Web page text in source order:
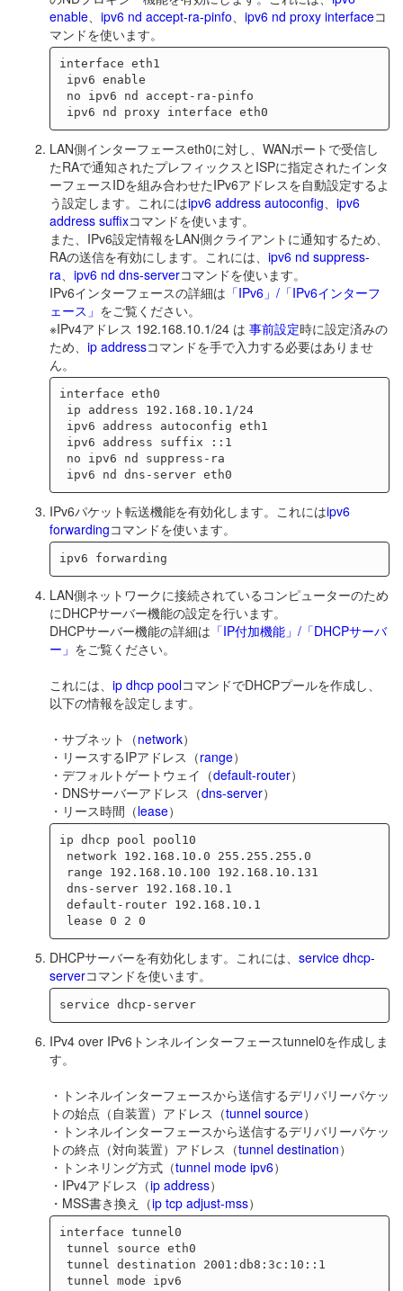
enable
ipv6 nd accept-ra-pinfo ipv6 nd proxy interfaceコ
マンドを使います。
interface eth1
LAN側インターフェースeth0に対し、WANポートで受信し
たRAで通知されたプレフィックスとISPに指定されたインタ
ーフェースIDを組み合わせたIPv6アドレスを自動設定するよ
う設定します。これにはipv6 address autoconfig
ipv6
address suffixコマンドを使います。
また、IPv6設定情報をLAN側クライアントに通知するため、
RAの送信を有効にします。これには、 ipv6 nd suppress-
ra
ipv6 nd dns-serverコマンドを使います。
IPv6インターフェースの詳細は 「IPv6」/「IPv6インターフ
ェース」 をご覧ください。
※IPv4アドレス 192.168.10.1/24 は 事前設定時に設定済みの
ため、 ip addressコマンドを手で入力する必要はありませ
ん。
interface eth0
IPv6パケット転送機能を有効化します。これにはipv6
forwardingコマンドを使います。
LAN側ネットワークに接続されているコンピューターのため
にDHCPサーバー機能の設定を行います。
DHCPサーバー機能の詳細は 「IP付加機能」/「DHCPサーバ
ー」 をご覧ください。
これには、 ip dhcp poolコマンドでDHCPプールを作成し、
以下の情報を設定します。
・サブネット（network）
・リースするIPアドレス（range）
・デフォルトゲートウェイ（default-router）
・DNSサーバーアドレス（dns-server）
・リース時間（lease）
ip dhcp pool pool10
DHCPサーバーを有効化します。これには、 service dhcp-
serverコマンドを使います。
service dhcp-server
IPv4 over IPv6トンネルインターフェースtunnel0を作成しま
す。
・トンネルインターフェースから送信するデリバリーパケッ
トの始点（自装置）アドレス（tunnel source）
・トンネルインターフェースから送信するデリバリーパケッ
トの終点（対向装置）アドレス（tunnel destination）
・トンネリング方式（tunnel mode ipv6）
・IPv4アドレス（ip address）
・MSS書き換え（ip tcp adjust-mss）
interface tunnel0